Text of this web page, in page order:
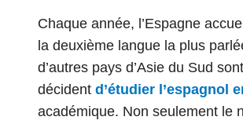
Chaque année, l’Espagne
la deuxième langue la plus
d’autres pays d’Asie du Sud
décident d’étudier l’espagnol
académique. Non seulement le